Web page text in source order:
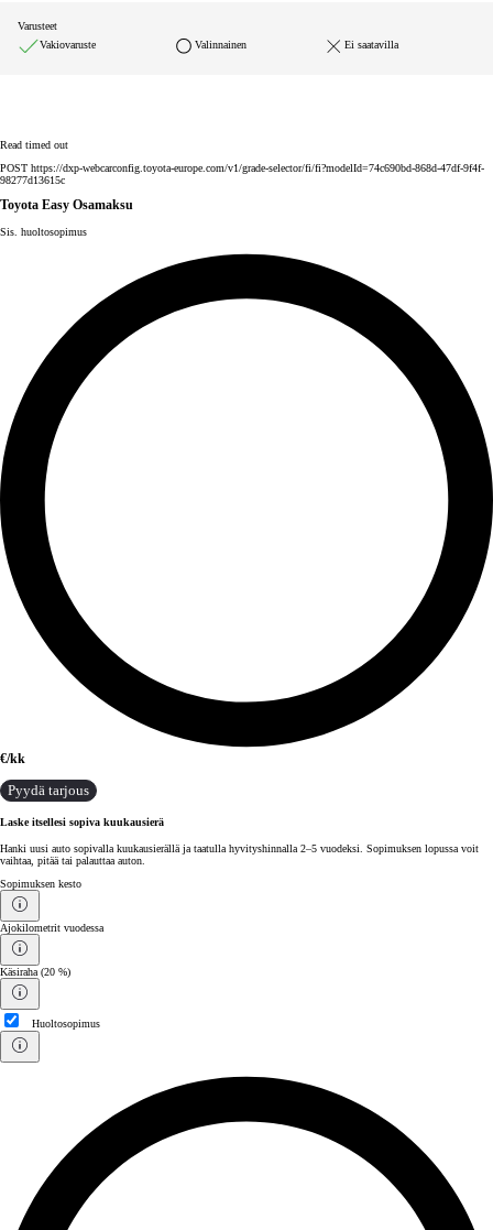
Varusteet
Vakiovaruste
Valinnainen Ei saatavilla
Read timed out
POST https://dxp-webcarconfig.toyota-europe.com/v1/grade-selector/fi/fi?modelId=74c690bd-868d-47df-9f4f-
98277d13615c
Toyota Easy Osamaksu
Sis. huoltosopimus
€/kk
Pyydä tarjous
Laske itsellesi sopiva kuukausierä
Hanki uusi auto sopivalla kuukausierällä ja taatulla hyvityshinnalla 2–5 vuodeksi. Sopimuksen lopussa voit
vaihtaa, pitää tai palauttaa auton.
Sopimuksen kesto
Ajokilometrit vuodessa
Käsiraha(20 %)
Huoltosopimus